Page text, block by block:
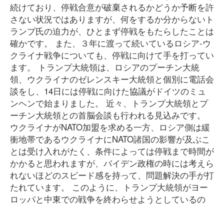
続けており、停戦合意が破棄されるかどうか予断を許
さない状況ではありますが、何をするか分からないト
ランプ氏の迫力が、ひとまず停戦をもたらしたことは
確かです。 また、３年に渡って続いているロシア-ウ
クライナ戦争についても、停戦に向けて手を打ってい
ます。 トランプ大統領は、ロシアのプーチン大統
領、ウクライナのゼレンスキー大統領と個別に電話会
談をし、14日には停戦に向けた協議がドイツのミュ
ンヘンで始まりました。 近々、トランプ大統領とプ
ーチン大統領との首脳会談も行われる見込みです。
ウクライナがNATO加盟を求める一方、ロシア側は緩
衝地帯であるウクライナにNATO諸国の影響が及ぶこ
とは受け入れがたく、条件によっては停戦まで時間が
かかると思われますが、バイデン政権の時には考えら
れないほどのスピード感を持って、問題解決の手が打
たれています。 このように、トランプ大統領がヨー
ロッパと中東での戦争を終わらせようとしているの